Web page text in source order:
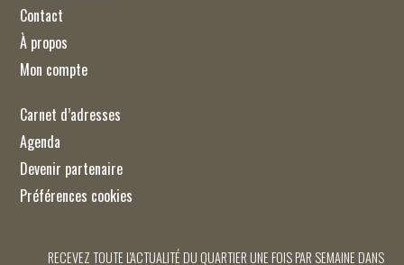
Contact
À propos
Mon compte
Carnet d’adresses
Agenda
Devenir partenaire
Préférences cookies
RECEVEZ TOUTE L'ACTUALITÉ DU QUARTIER UNE FOIS PAR SEMAINE DANS